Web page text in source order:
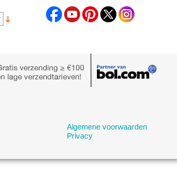
Algemene voorwaarden
Privacy